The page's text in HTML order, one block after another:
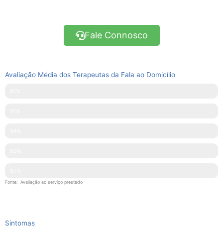
Fale Connosco
Avaliação Média dos Terapeutas da Fala ao Domicílio
Fonte: Avaliação ao serviço prestado
Sintomas